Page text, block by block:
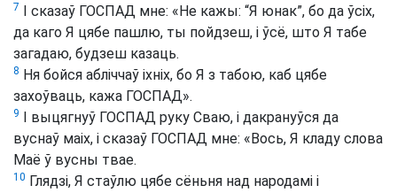
7
І сказаў ГОСПАД мне: «Не кажы: “Я юнак”, бо да ўсіх,
да каго Я цябе пашлю, ты пойдзеш, і ўсё, што Я табе
загадаю, будзеш казаць.
8 Ня бойся абліччаў іхніх, бо Я з табою, каб цябе
захоўваць, кажа ГОСПАД».
9
І выцягнуў ГОСПАД руку Сваю, і дакрануўся да
вуснаў маіх, і сказаў ГОСПАД мне: «Вось, Я кладу слова
Маё ў вусны твае.
10 Глядзі, Я стаўлю цябе сёньня над народамі і